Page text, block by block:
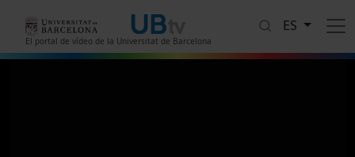
El portal de vídeo de la Universitat de Barcelona
ES